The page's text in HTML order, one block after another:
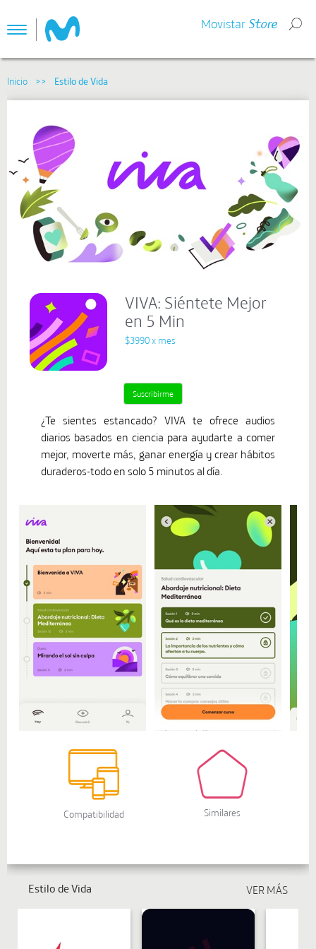
Toggle
navigation
Movistar Store
VIVA: Siéntete Mejor
en 5 Min
$3990 x mes
¿Te sientes estancado? VIVA te ofrece audios
diarios basados en ciencia para ayudarte a comer
mejor, moverte más, ganar energía y crear hábitos
duraderos-todo en solo 5 minutos al día.
Estilo de Vida